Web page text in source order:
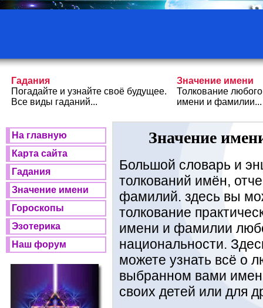
Гадания
Погадайте и узнайте своё будущее.
Все виды гаданий...
Значение имени
Толкование любого
имени и фамилии...
На главную
Карта сайта
Гадания
Значение имени
Гороскопы
Эзотерика
Наш форум
Значение
Большой словарь и
толкований имён,
фамилий. здесь вы
толкование
имени и фамилии
национальности.
можете узнать всё о
выбранном вами
своих детей или для